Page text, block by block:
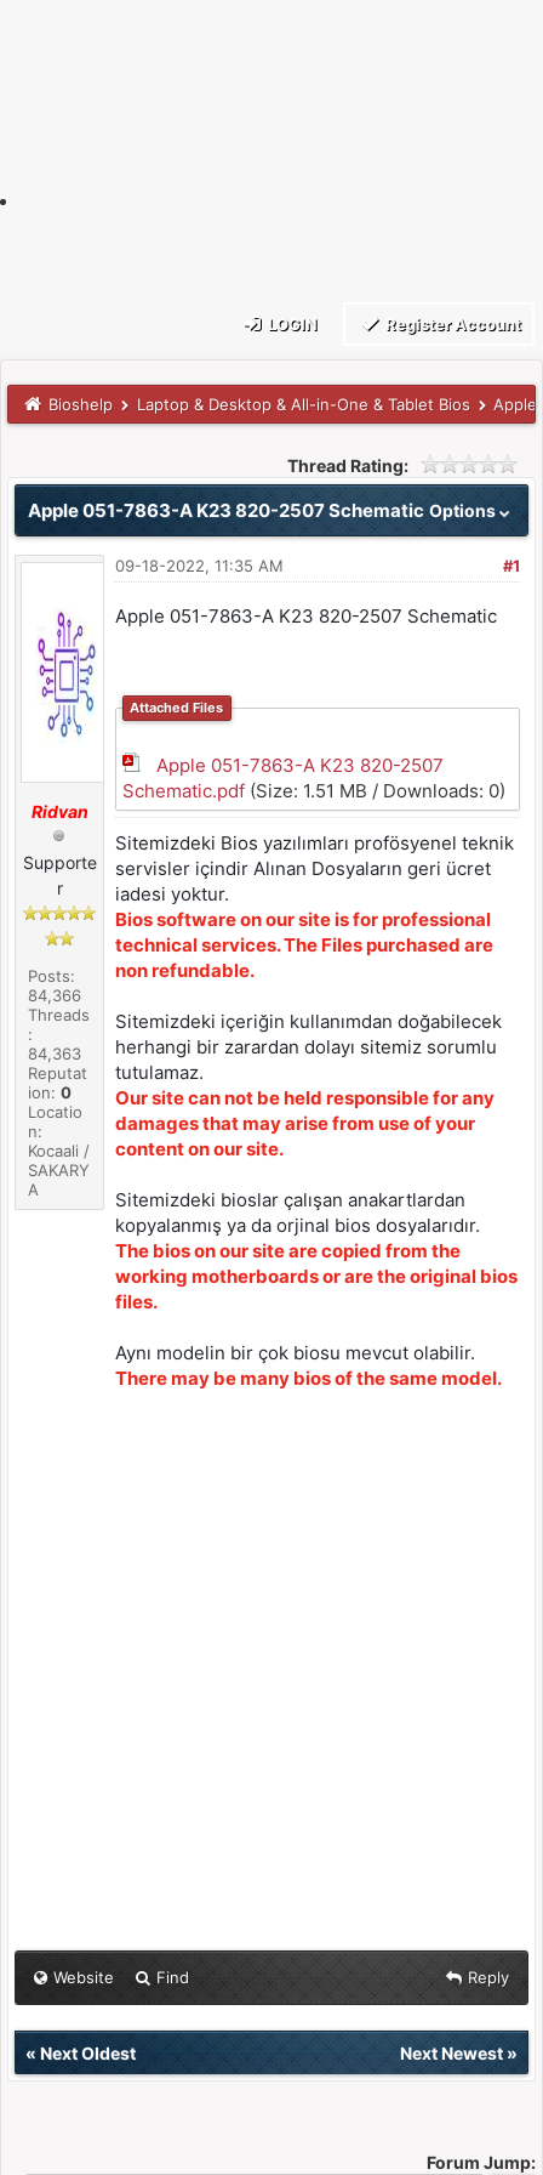
LOGIN Register Account
Bioshelp Laptop & Desktop & All-in-One & Tablet Bios Apple
Thread Rating:
Options
Apple 051-7863-A K23 820-2507 Schematic
Ridvan
Supporte
r
Posts:
84,366
Threads
:
84,363
Reputat
ion:0
Locatio
n:
Kocaali /
SAKARY
A
#1
09-18-2022, 11:35 AM
Apple 051-7863-A K23 820-2507 Schematic
Attached Files
Apple 051-7863-A K23 820-2507
Schematic.pdf(Size: 1.51 MB / Downloads: 0)
Sitemizdeki Bios yazılımları profösyenel teknik
servisler içindir Alınan Dosyaların geri ücret
iadesi yoktur.
Bios software on our site is for professional
technical services. The Files purchased are
non refundable.
Sitemizdeki içeriğin kullanımdan doğabilecek
herhangi bir zarardan dolayı sitemiz sorumlu
tutulamaz.
Our site can not be held responsible for any
damages that may arise from use of your
content on our site.
Sitemizdeki bioslar çalışan anakartlardan
kopyalanmış ya da orjinal bios dosyalarıdır.
The bios on our site are copied from the
working motherboards or are the original bios
files.
Aynı modelin bir çok biosu mevcut olabilir.
There may be many bios of the same model.
Website Find Reply
« Next Oldest Next Newest»
Forum Jump: